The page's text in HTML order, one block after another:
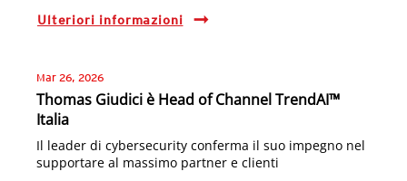
Ulteriori informazioni
Mar 26, 2026
Thomas Giudici è Head of Channel TrendAI™
Italia
Il leader di cybersecurity conferma il suo impegno nel
supportare al massimo partner e clienti